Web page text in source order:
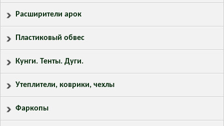
Расширители арок
Пластиковый обвес
Кунги. Тенты. Дуги.
Утеплители, коврики, чехлы
Фаркопы